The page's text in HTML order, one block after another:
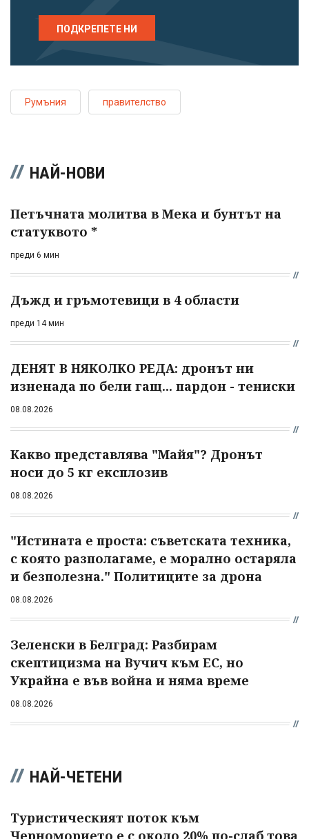
ПОДКРЕПЕТЕ НИ
Румъния правителство
НАЙ-НОВИ
Петъчната молитва в Мека и бунтът на
статуквото *
преди 6 мин
Дъжд и гръмотевици в 4 области
преди 14 мин
ДЕНЯТ В НЯКОЛКО РЕДА: дронът ни
изненада по бели гащ... пардон - тениски
08.08.2026
Какво представлява "Майя"? Дронът
носи до 5 кг експлозив
08.08.2026
"Истината е проста: съветската техника,
с която разполагаме, е морално остаряла
и безполезна." Политиците за дрона
08.08.2026
Зеленски в Белград: Разбирам
скептицизма на Вучич към ЕС, но
Украйна е във война и няма време
08.08.2026
НАЙ-ЧЕТЕНИ
Туристическият поток към